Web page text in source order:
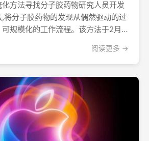
方法寻找分子胶药物研究人员开发
将分子胶药物的发现从偶然驱动的过
规模化的工作流程。该方法于2月
病相关蛋白的化合物。化学与细胞
生物医学人工智能研究所
阅读更多 →